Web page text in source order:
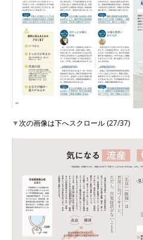
▼次の画像は下へスクロール (27/37)